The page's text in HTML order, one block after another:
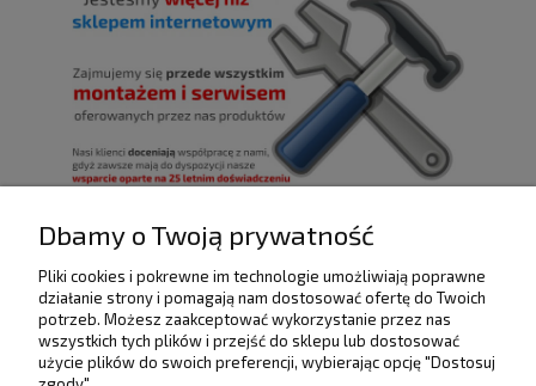
POMOC
DOSTAWA I PŁATNOŚCI
Dbamy o Twoją prywatność
Pliki cookies i pokrewne im technologie umożliwiają poprawne
działanie strony i pomagają nam dostosować ofertę do Twoich
potrzeb. Możesz zaakceptować wykorzystanie przez nas
wszystkich tych plików i przejść do sklepu lub dostosować
użycie plików do swoich preferencji, wybierając opcję "Dostosuj